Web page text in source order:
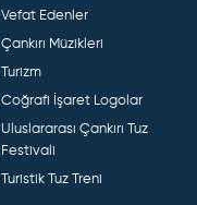
Vefat Edenler
Çankırı Müzikleri
Turizm
Coğrafi İşaret Logolar
Uluslararası Çankırı Tuz
Festivali
Turistik Tuz Treni